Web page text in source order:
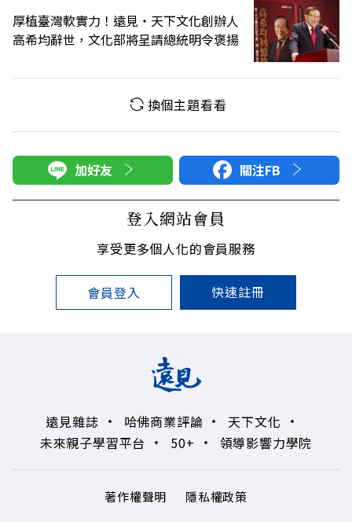
厚植臺灣軟實力！遠見‧天下文化創辦人
高希均辭世，文化部將呈請總統明令褒揚
換個主題看看
加好友 關注FB
登入網站會員
享受更多個人化的會員服務
會員登入 快速註冊
遠見雜誌 哈佛商業評論
天下文化
未來親子學習平台
50+ 領導影響力學院
著作權聲明
隱私權政策